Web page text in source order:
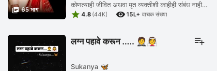
 65 भाग
कोणत्याही जीवित अथवा मृत व्यक्तीशी काहीही संबंध नाहीय
. आणि तसे आढळल्यास निव्वळ योगायोग ...
 4.8 (44K)  15L+ वाचक संख्या
लग्न पहावे करून ..... 🤵👰
Sukanya 🦋